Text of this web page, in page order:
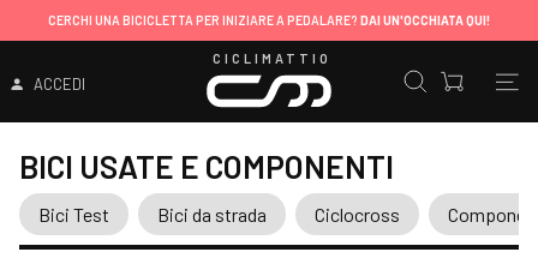
CERCHI UNA BICICLETTA PER INIZIARE A PEDALARE? DAI UN'OCCHIATA QUI!
ACCEDI
CICLIMATTIO
BICI USATE E COMPONENTI
Bici Test Bici da strada Ciclocross